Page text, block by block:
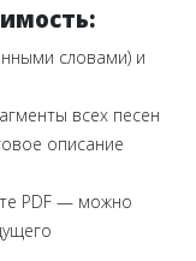
словами) и
всех песен
описание
PDF — можно